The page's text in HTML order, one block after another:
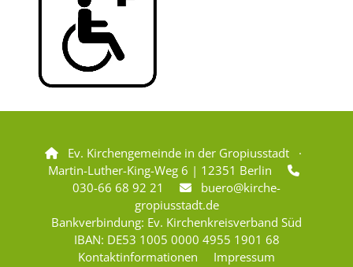

Ev. Kirchengemeinde in der Gropiusstadt ·
Martin-Luther-King-Weg 6 | 12351 Berlin

030-66 68 92 21 
buero@kirche-
gropiusstadt.de
Bankverbindung: Ev. Kirchenkreisverband Süd
IBAN: DE53 1005 0000 4955 1901 68
Kontaktinformationen
Impressum